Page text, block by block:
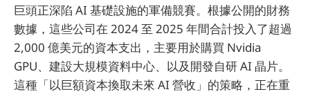
巨頭正深陷 AI 基礎設施的軍備競賽。根據公開的財務
數據，這些公司在 2024 至 2025 年間合計投入了超過
2,000 億美元的資本支出，主要用於購買 Nvidia
GPU、建設大規模資料中心、以及開發自研 AI 晶片。
這種「以巨額資本換取未來 AI 營收」的策略，正在重